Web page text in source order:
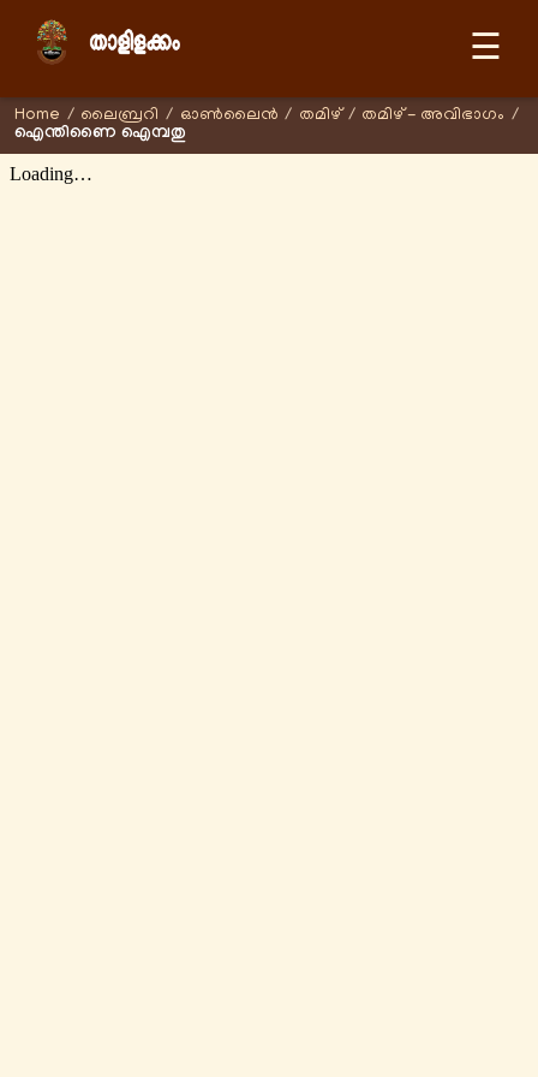
☰
Home / ലൈബ്രറി / ഓണ്‍ലൈന്‍ / തമിഴ് / തമിഴ് - അവിഭാഗം /
ഐന്തിണൈ ഐമ്പതു